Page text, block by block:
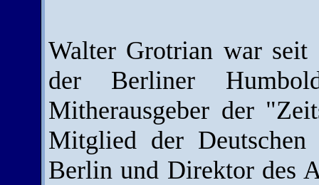
Walter Grotrian war seit
der Berliner
Mitherausgeber der
Mitglied der Deutschen
Berlin und Direktor des